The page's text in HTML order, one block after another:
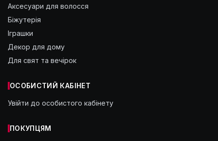
Аксесуари для волосся
Біжутерія
Іграшки
Декор для дому
Для свят та вечірок
ОСОБИСТИЙ КАБІНЕТ
Увійти до особистого кабінету
ПОКУПЦЯМ